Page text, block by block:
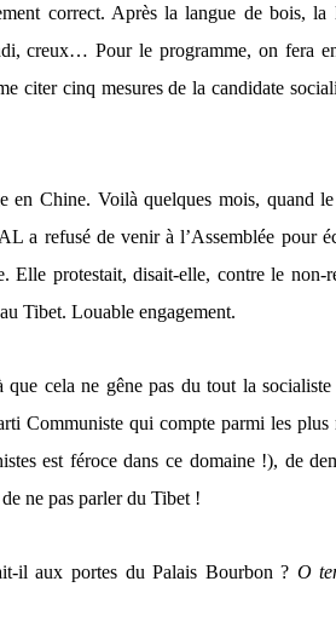
correct. Après la langue de bois, la
creux… Pour le programme, on fera
citer cinq mesures de la candidate
en Chine. Voilà quelques mois, quand
a refusé de venir à l’Assemblée pour
Elle protestait, disait-elle, contre le non-
Tibet. Louable engagement.
cela ne gêne pas du tout la socialiste
Communiste qui compte parmi les plus
est féroce dans ce domaine !), de
ne pas parler du Tibet !
il aux portes du Palais Bourbon ? O